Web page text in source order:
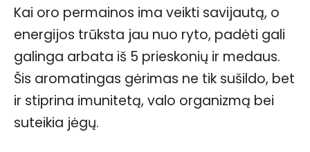
Kai oro permainos ima veikti savijautą, o
energijos trūksta jau nuo ryto, padėti gali
galinga arbata iš 5 prieskonių ir medaus.
Šis aromatingas gėrimas ne tik sušildo, bet
ir stiprina imunitetą, valo organizmą bei
suteikia jėgų.